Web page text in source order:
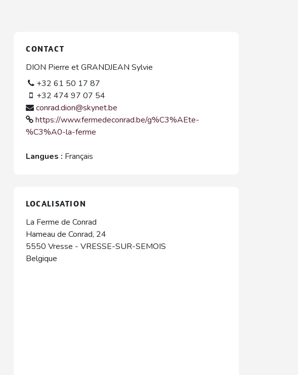
CONTACT
DION Pierre et GRANDJEAN Sylvie
+32 61 50 17 87
+32 474 97 07 54
conrad.dion@skynet.be
https://www.fermedeconrad.be/g%C3%AEte-
%C3%A0-la-ferme
Langues : Français
LOCALISATION
La Ferme de Conrad
Hameau de Conrad, 24
5550 Vresse - VRESSE-SUR-SEMOIS
Belgique